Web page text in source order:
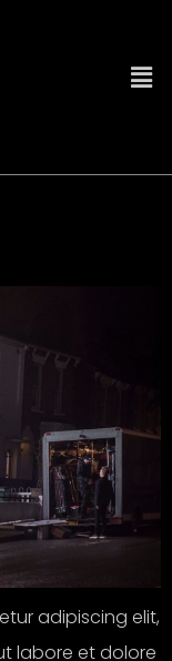
adipiscing elit,
labore et dolore